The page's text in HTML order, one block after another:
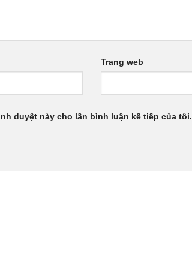
Trang web
duyệt này cho lần bình luận kế tiếp của tôi.